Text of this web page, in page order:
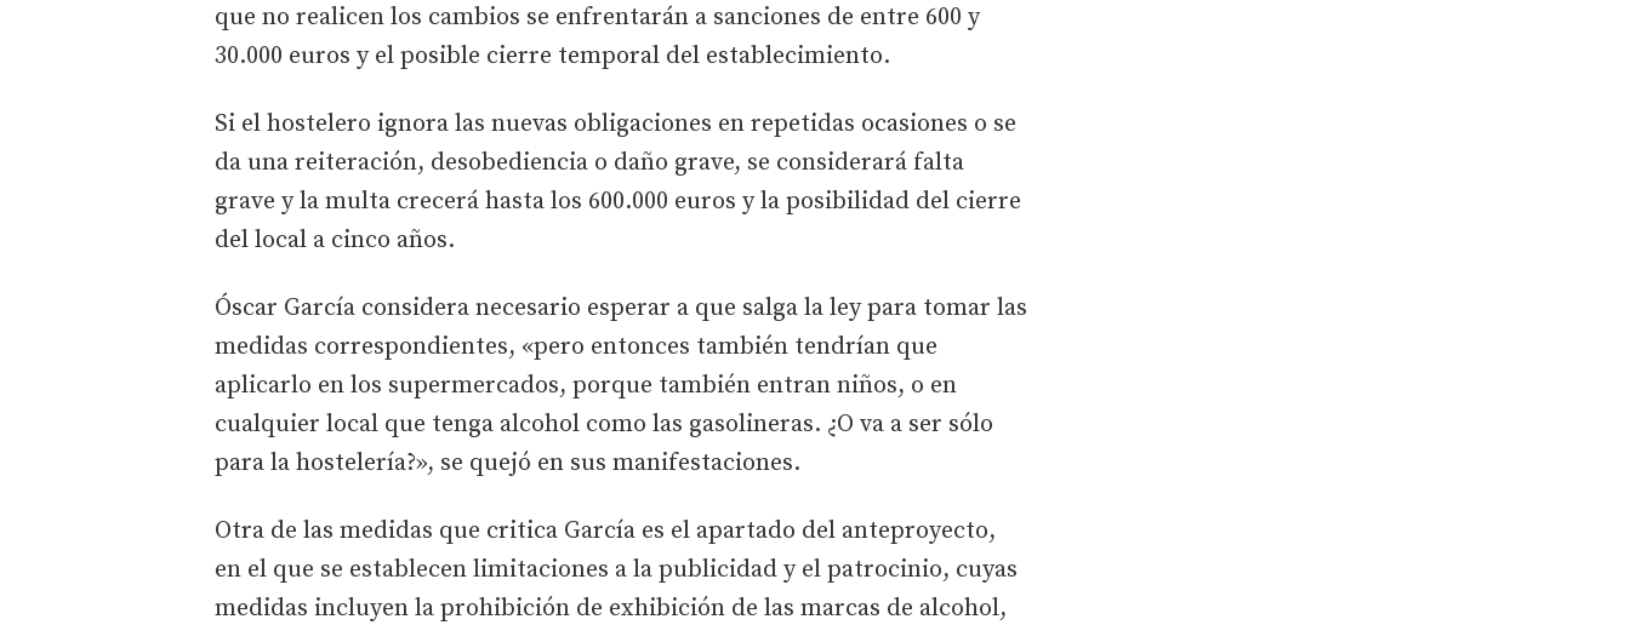
que no realicen los cambios se enfrentarán a sanciones de entre 600 y
30.000 euros y el posible cierre temporal del establecimiento.
Si el hostelero ignora las nuevas obligaciones en repetidas ocasiones o se
da una reiteración, desobediencia o daño grave, se considerará falta
grave y la multa crecerá hasta los 600.000 euros y la posibilidad del cierre
del local a cinco años.
Óscar García considera necesario esperar a que salga la ley para tomar las
medidas correspondientes, «pero entonces también tendrían que
aplicarlo en los supermercados, porque también entran niños, o en
cualquier local que tenga alcohol como las gasolineras. ¿O va a ser sólo
para la hostelería?», se quejó en sus manifestaciones.
Otra de las medidas que critica García es el apartado del anteproyecto,
en el que se establecen limitaciones a la publicidad y el patrocinio, cuyas
medidas incluyen la prohibición de exhibición de las marcas de alcohol,